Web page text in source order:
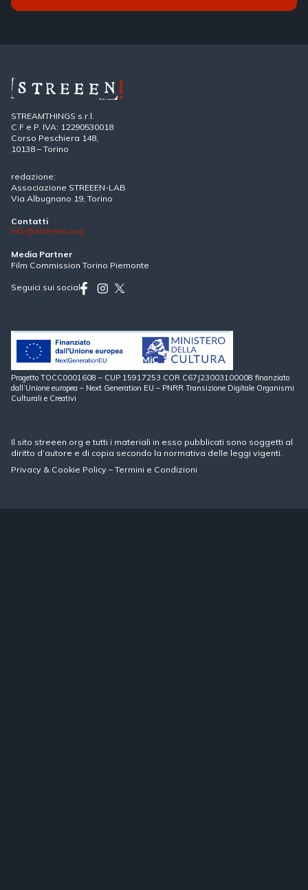
STREAMTHINGS s.r.l.
C.F e P. IVA: 12290530018
Corso Peschiera 148,
10138 – Torino
redazione:
Associazione STREEEN-LAB
Via Albugnano 19, Torino
Contatti
info@streeen.org
Media Partner
Film Commission Torino Piemonte
Seguici sui social
Progetto TOCC0001608 – CUP 15917253 COR C67J23003100008 finanziato
dall’Unione europea – Next Generation EU – PNRR Transizione Digitale Organismi
Culturali e Creativi
Il sito streeen.org e tutti i materiali in esso pubblicati sono soggetti al
diritto d’autore e di copia secondo la normativa delle leggi vigenti.
Privacy & Cookie Policy –Termini e Condizioni